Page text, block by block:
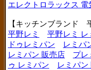
エレクトロラックス 電
【キッチンブランド
平野レミ
平野レミ レ
ドゥレミパン
レミパ
レミパン 販売店
プレ
ゥ レミパン
レミパン